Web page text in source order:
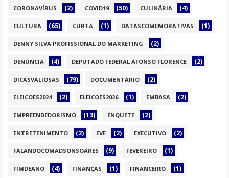
CORONAVÍRUS (2) COVID19 (50) CULINÁRIA (4)
CULTURA (65) CURTA (1) DATASCOMEMORATIVAS (1)
DENNY SILVA PROFISSIONAL DO MARKETING (2)
DENÚNCIA (4) DEPUTADO FEDERAL AFONSO FLORENCE (2)
DICASVALIOSAS (79) DOCUMENTÁRIO (2)
ELEICOES2024 (2) ELEICOES2026 (1) EMBASA (2)
EMPREENDEDORISMO (13) ENQUETE (2)
ENTRETENIMENTO (2) EVE (2) EXECUTIVO (2)
FALANDOCOMADSONSOARES (9) FEVEREIRO (1)
FIMDEANO (4) FINANÇAS (1) FINANCEIRO (1)